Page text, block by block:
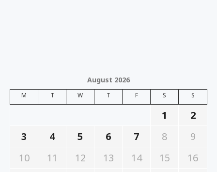
August 2026
M T W T F S S
1
2
3
4 5 6 7 8
9
10
11 12 13 14 15
16